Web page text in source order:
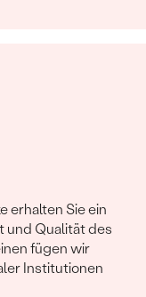
erhalten Sie ein
und Qualität des
fügen wir
Institutionen